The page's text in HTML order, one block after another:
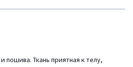
пошива. Ткань приятная к телу,